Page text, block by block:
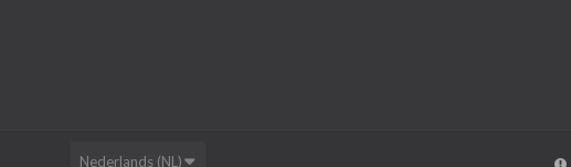
Nederlands (NL)